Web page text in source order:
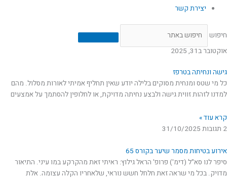
יצירת קשר
חיפוש
אוקטובר ב31, 2025
גישה ונחיתה בטרפז
כל מי שטס ומנחית מסוקים בלילה יודע שאין תחליף אמיתי לאורות מסלול. מהם
למדנו לזהות זווית גישה ולבצע נחיתה מדויקת, או לחלופין להסתמך על אמצעים
קרא עוד »
2 תגובות
31/10/2025
אירוע בטיחות מסמר שיער בקורס 65
סיפר לנו סא"ל (דימ') פרופ' הראל גילוץ: ראיתי זאת מהקרקע במו עיני. התיאור
מדויק. בכל מי שראה זאת חלחל חשש נוראי, שלאחריו הקלה עצומה. אלת